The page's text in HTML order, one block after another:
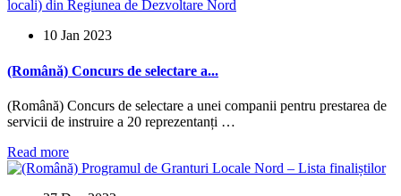
10 Jan 2023
(Română) Concurs de selectare a...
(Română) Concurs de selectare a unei companii pentru prestarea de
servicii de instruire a 20 reprezentanți …
Read more